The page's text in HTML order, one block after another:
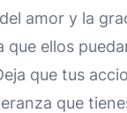
amor y la
ellos
que tus
que